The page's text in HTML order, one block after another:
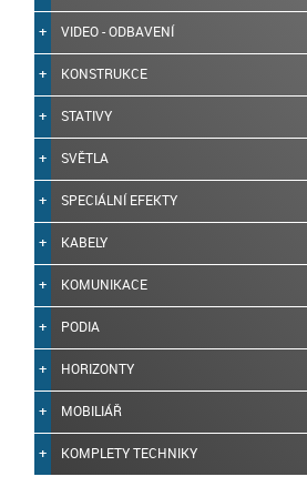
VIDEO - ODBAVENÍ
KONSTRUKCE
STATIVY
SVĚTLA
SPECIÁLNÍ EFEKTY
KABELY
KOMUNIKACE
PODIA
HORIZONTY
MOBILIÁŘ
KOMPLETY TECHNIKY